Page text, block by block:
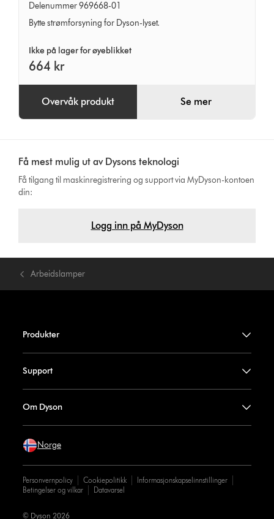
Delenummer 969668-01
Bytte strømforsyning for Dyson-lyset.
Ikke på lager for øyeblikket
664 kr
Overvåk produkt Se mer
Få mest mulig ut av Dysons teknologi
Få tilgang til maskinregistrering og support via MyDyson-kontoen
din:
Logg inn på MyDyson
Arbeidslamper
Produkter
Support
Om Dyson
Norge
Personvernpolicy Cookiepolitikk
Informasjonskapselinnstillinger
Betingelser og vilkar
Datavarsel
© Dyson 2026